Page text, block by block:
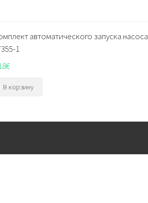
автоматического запуска насоса
1
€
В корзину